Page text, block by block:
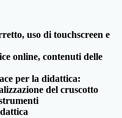
uso di touchscreen e
online, contenuti delle
per la didattica:
del cruscotto